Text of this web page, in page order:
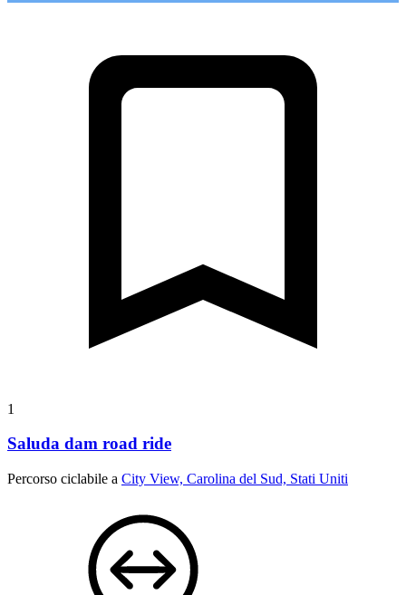
1
Saluda dam road ride
Percorso ciclabile a City View, Carolina del Sud, Stati Uniti